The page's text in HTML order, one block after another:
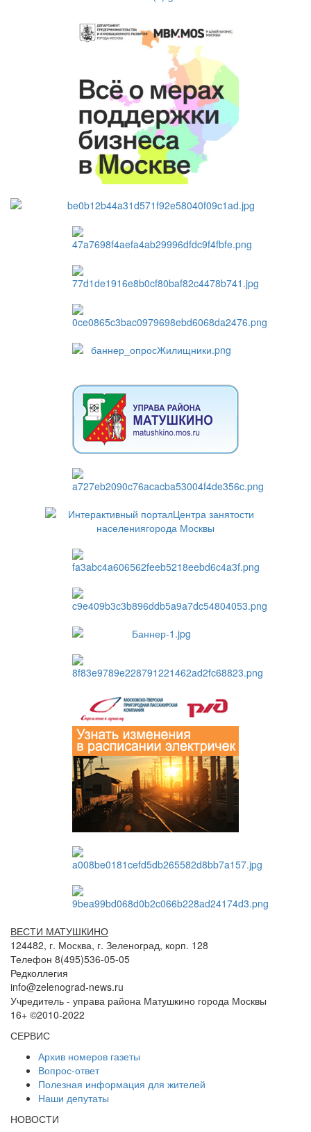
ВЕСТИ МАТУШКИНО
124482, г. Москва, г. Зеленоград, корп. 128
Телефон 8(495)536-05-05
Редколлегия
info@zelenograd-news.ru
Учредитель - управа района Матушкино города Москвы
16+ ©2010-2022
СЕРВИС
Архив номеров газеты
Вопрос-ответ
Полезная информация для жителей
Наши депутаты
НОВОСТИ